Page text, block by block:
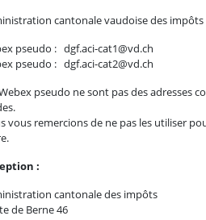
cantonale vaudoise des impôts
pseudo : dgf.aci-cat1@vd.ch
pseudo : dgf.aci-cat2@vd.ch
pseudo ne sont pas des adresses
vous remercions de ne pas les utiliser
:
cantonale des impôts
de Berne 46